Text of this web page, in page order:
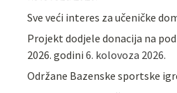
Sve veći interes za učeničke
Projekt dodjele donacija na
2026. godini 6. kolovoza 2026.
Održane Bazenske sportske